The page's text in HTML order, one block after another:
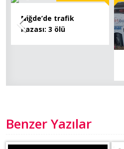
Niğde’de trafik
kazası: 3 ölü
Benzer Yazılar